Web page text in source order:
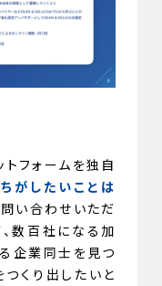
フォームを独自
がしたいことは
問い合わせいただ
数百社になる加
企業同士を見つ
つくり出したいと